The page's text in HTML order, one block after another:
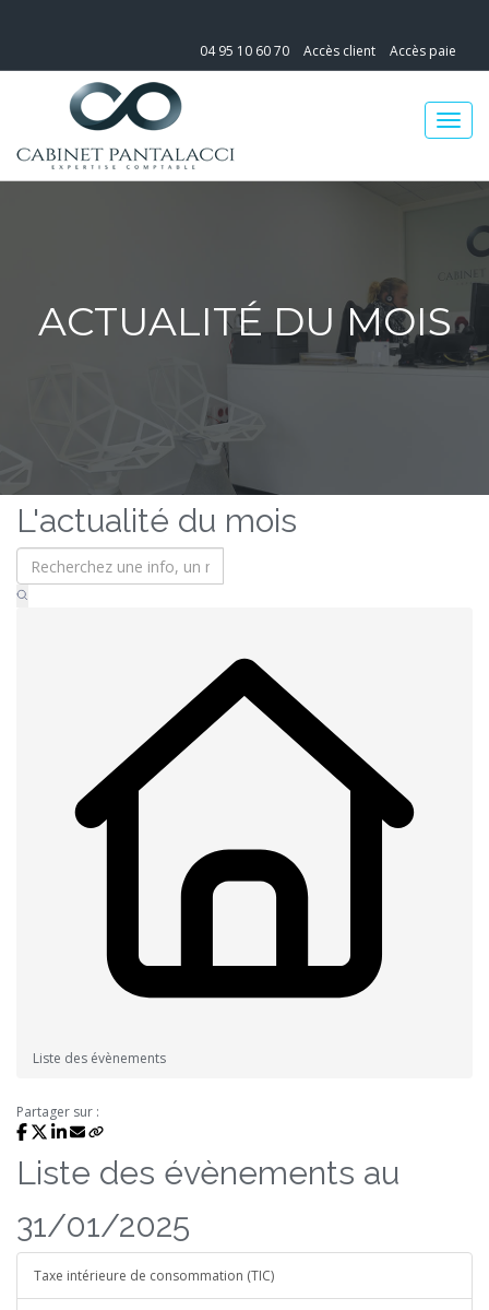
04 95 10 60 70 Accès client Accès paie
ACTUALITÉ DU MOIS
L'actualité du mois
Liste des évènements
Partager sur :
Liste des évènements au
31/01/2025
Taxe intérieure de consommation (TIC)